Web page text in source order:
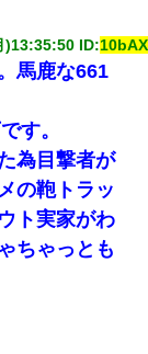
)13:35:50 ID:
馬鹿な661
す。
為目撃者が
の鞄トラッ
ト実家がわ
ちゃっとも